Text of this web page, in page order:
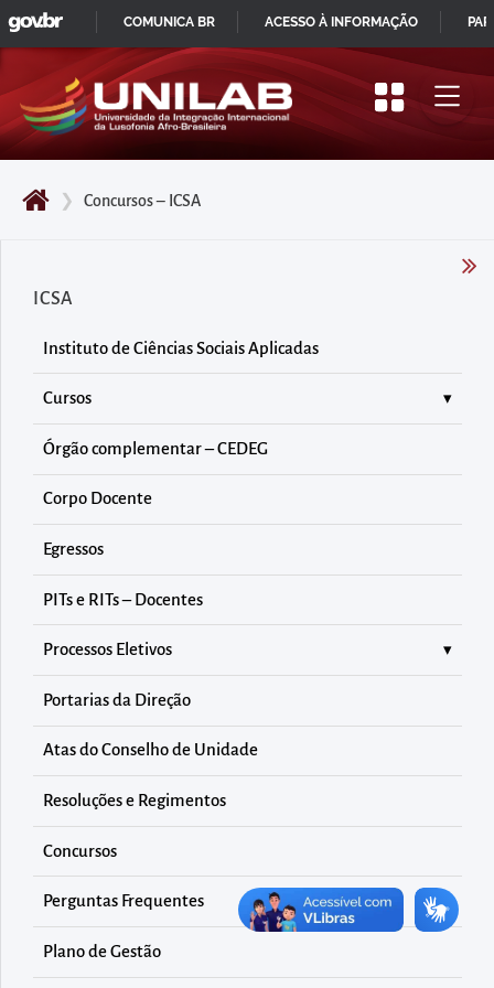
Pular
para
início
do
principal
Acessar
menu
principal
Acessar
diretamente
à
área
para
realizar
buscas
diretamente
as
informações
postas
no
rodapé
❯ Concursos – ICSA
ICSA
Instituto de Ciências Sociais Aplicadas
Cursos
Órgão complementar – CEDEG
Corpo Docente
Egressos
PITs e RITs – Docentes
Processos Eletivos
Portarias da Direção
Atas do Conselho de Unidade
Resoluções e Regimentos
Concursos
Perguntas Frequentes
Plano de Gestão
IR
PARA
CONTEÚDO
GOVBR
COMUNICA BR ACESSO À INFORMAÇÃO